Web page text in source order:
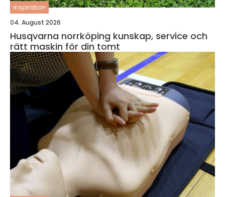
inspiration
04. August 2026
Husqvarna norrköping kunskap, service och
rätt maskin för din tomt